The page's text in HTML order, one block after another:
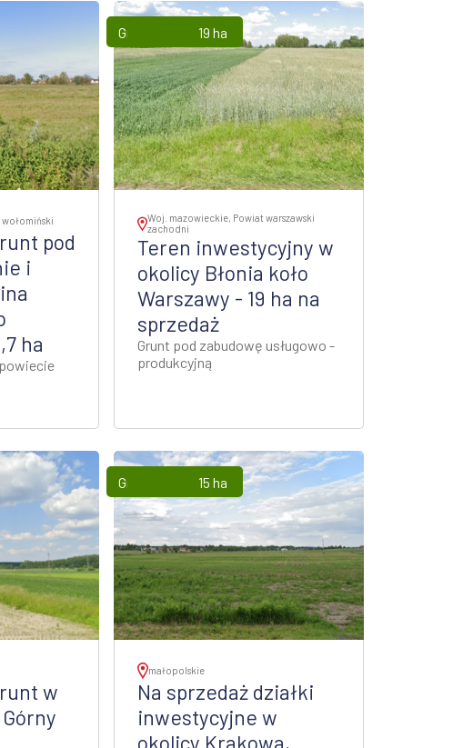
pod
i
ha
Grunty 19 ha
Woj. mazowieckie, Powiat warszawski
zachodni
Teren inwestycyjny w
okolicy Błonia koło
Warszawy - 19 ha na
sprzedaż
Grunt pod zabudowę usługowo -
produkcyjną
w
Grunty 15 ha
małopolskie
Na sprzedaż działki
inwestycyjne w
okolicy Krakowa,